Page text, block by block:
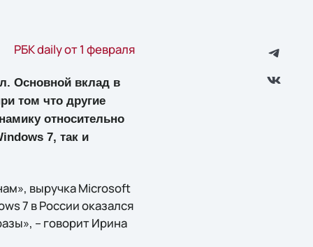
РБК daily от 1 февраля
Основной вклад в
том что другие
относительно
7, так и
выручка Microsoft
7 в России оказался
– говорит Ирина